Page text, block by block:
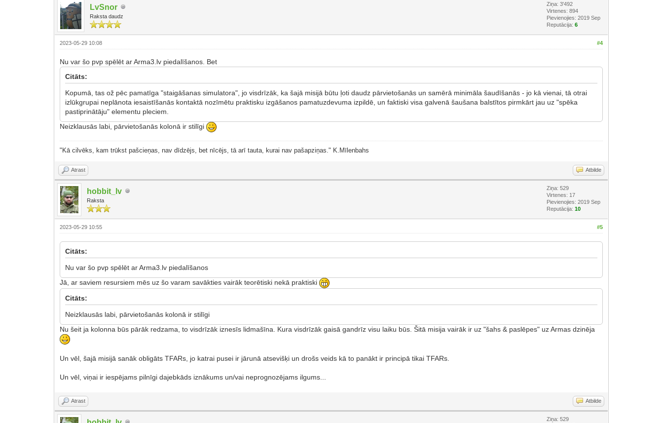
LvSnor
Raksta daudz
Ziņa: 3'492
Virtenes: 894
Pievienojies: 2019 Sep
Reputācija:6
#4
2023-05-29 10:08
Nu var šo pvp spēlēt ar Arma3.lv piedalīšanos. Bet
Citāts:
Kopumā, tas ož pēc pamatīga "staigāšanas simulatora", jo visdrīzāk, ka šajā misijā būtu ļoti daudz pārvietošanās un samērā minimāla šaudīšanās - jo kā vienai, tā otrai
izlūkgrupai neplānota iesaistīšanās kontaktā nozīmētu praktisku izgāšanos pamatuzdevuma izpildē, un faktiski visa galvenā šaušana balstītos pirmkārt jau uz "spēka
pastiprinātāju" elementu pleciem.
Neizklausās labi, pārvietošanās kolonā ir stilīgi
"Kā cilvēks, kam trūkst pašcieņas, nav dīdzējs, bet nīcējs, tā arī tauta, kurai nav pašapziņas." K.Mīlenbahs
Atrast Atbilde
hobbit_lv
Raksta
Ziņa: 529
Virtenes: 17
Pievienojies: 2019 Sep
Reputācija:10
#5
2023-05-29 10:55
Citāts:
Nu var šo pvp spēlēt ar Arma3.lv piedalīšanos
Jā, ar saviem resursiem mēs uz šo varam savākties vairāk teorētiski nekā praktiski
Citāts:
Neizklausās labi, pārvietošanās kolonā ir stilīgi
Nu šeit ja kolonna būs pārāk redzama, to visdrīzāk iznesīs lidmašīna. Kura visdrīzāk gaisā gandrīz visu laiku būs. Šitā misija vairāk ir uz "šahs & paslēpes" uz Armas dzinēja
Un vēl, šajā misijā sanāk obligāts TFARs, jo katrai pusei ir jārunā atsevišķi un drošs veids kā to panākt ir principā tikai TFARs.
Un vēl, viņai ir iespējams pilnīgi dajebkāds iznākums un/vai neprognozējams ilgums...
Atrast Atbilde
Ziņa: 529